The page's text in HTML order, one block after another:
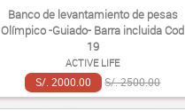
Banco de levantamiento de pesas
Olímpico -Guiado- Barra incluida Cod
19
ACTIVE LIFE
S/. 2000.00 S/. 2500.00